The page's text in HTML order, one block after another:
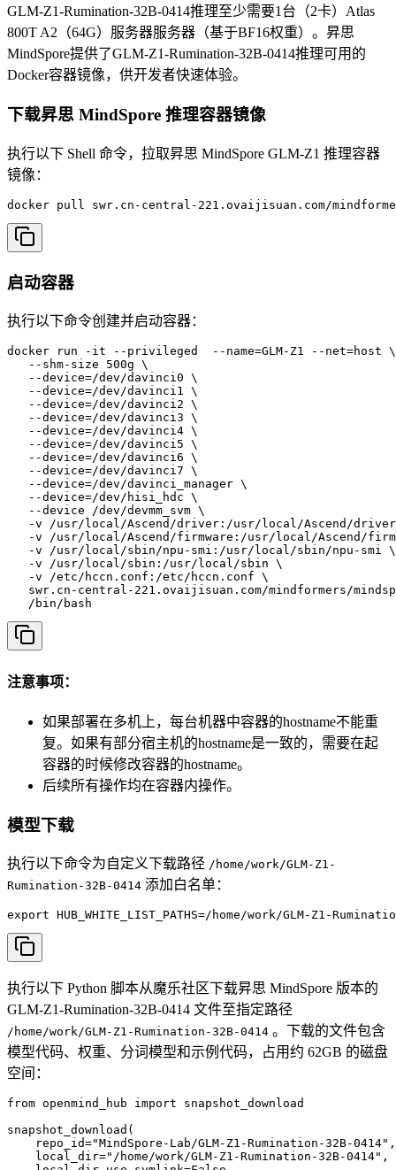
GLM-Z1-Rumination-32B-0414推理至少需要1台（2卡）Atlas
800T A2（64G）服务器服务器（基于BF16权重）。昇思
MindSpore提供了GLM-Z1-Rumination-32B-0414推理可用的
Docker容器镜像，供开发者快速体验。
下载昇思 MindSpore 推理容器镜像
执行以下 Shell 命令，拉取昇思 MindSpore GLM-Z1 推理容器
镜像：
docker pull swr.cn-central-221.ovaijisuan.com/
启动容器
执行以下命令创建并启动容器：
docker run -it --privileged  --name=GLM-Z1 --net=host \
   --shm-size 500g \
   --device=/dev/davinci0 \
   --device=/dev/davinci1 \
   --device=/dev/davinci2 \
   --device=/dev/davinci3 \
   --device=/dev/davinci4 \
   --device=/dev/davinci5 \
   --device=/dev/davinci6 \
   --device=/dev/davinci7 \
   --device=/dev/davinci_manager \
   --device=/dev/hisi_hdc \
   --device /dev/devmm_svm \
-v /usr/local/Ascend/driver:/usr/local/Ascend/
-v /usr/local/Ascend/firmware:/usr/local/Ascend/
   -v /usr/local/sbin/npu-smi:/usr/local/sbin/npu-smi \
   -v /usr/local/sbin:/usr/local/sbin \
   -v /etc/hccn.conf:/etc/hccn.conf \
swr.cn-central-221.ovaijisuan.com/mindformers/
   /bin/bash
注意事项：
如果部署在多机上，每台机器中容器的hostname不能重
复。如果有部分宿主机的hostname是一致的，需要在起
容器的时候修改容器的hostname。
后续所有操作均在容器内操作。
模型下载
执行以下命令为自定义下载路径 /home/work/GLM-Z1-
Rumination-32B-0414 添加白名单：
export HUB_WHITE_LIST_PATHS=/home/work/GLM-Z1-
执行以下 Python 脚本从魔乐社区下载昇思 MindSpore 版本的
GLM-Z1-Rumination-32B-0414 文件至指定路径
/home/work/GLM-Z1-Rumination-32B-0414 。下载的文件包含
模型代码、权重、分词模型和示例代码，占用约 62GB 的磁盘
空间：
from openmind_hub import snapshot_download
snapshot_download(
    repo_id="MindSpore-Lab/GLM-Z1-Rumination-32B-0414",
    local_dir="/home/work/GLM-Z1-Rumination-32B-0414",